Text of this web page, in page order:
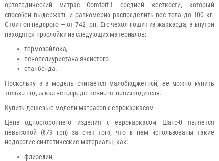
ортопедический матрас Comfort-1 средней жесткости, который
способен выдержать и равномерно распределить вес тела до 100 кг.
Стоит он недорого — от 742 грн. Его чехол пошит из жаккарда, а внутри
находятся прослойки из следующих материалов:
термовойлока,
пенополиуриетана ячеистого,
спанбонда.
Поскольку эта модель считается малобюджетной, ее можно купить
только под заказ непосредственно от производителя.
Купить дешевые модели матрасов с еврокаркасом
Цена одностороннего изделия с еврокаркасом Шанс-0 является
невысокой (879 грн) за счет того, что в нем использованы такие
недорогие синтетические материалы, как:
флизелин,